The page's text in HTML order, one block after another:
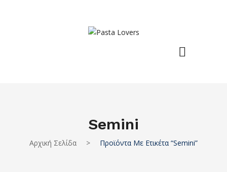
Semini
Αρχική Σελίδα > Προϊόντα Με Ετικέτα “Semini”